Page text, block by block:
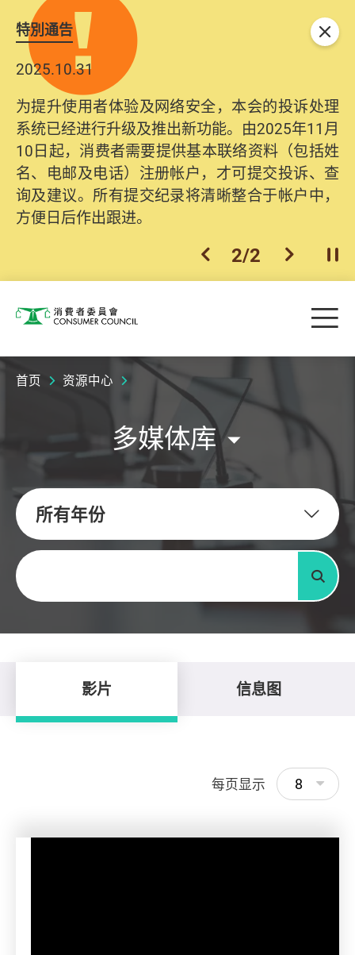
特別通告
2025.10.31
为提升使用者体验及网络安全，本会的投诉处理
系统已经进行升级及推出新功能。由2025年11月
10日起，消费者需要提供基本联络资料（包括姓
名、电邮及电话）注册帐户，才可提交投诉、查
询及建议。所有提交纪录将清晰整合于帐户中，
方便日后作出跟进。
上一个
2/2 下一个开
关闭
消费者委员会 目
首页 资源中心
多媒体库
所有年份
关键字
搜寻
影片 信息图
每页显示 8